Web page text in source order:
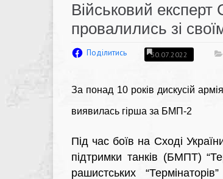
Військовий
провалились зі
Поділитись 30.07.2022
За понад 10 років дискусій
виявилась гірша за БМП-2
Під час боїв на Сході
підтримки танків (БМПТ)
рашистських